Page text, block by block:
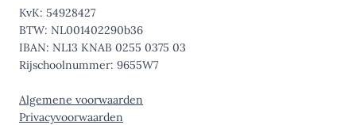
KvK: 54928427
BTW: NL001402290b36
IBAN: NL13 KNAB 0255 0375 03
Rijschoolnummer: 9655W7
Algemene voorwaarden
Privacyvoorwaarden